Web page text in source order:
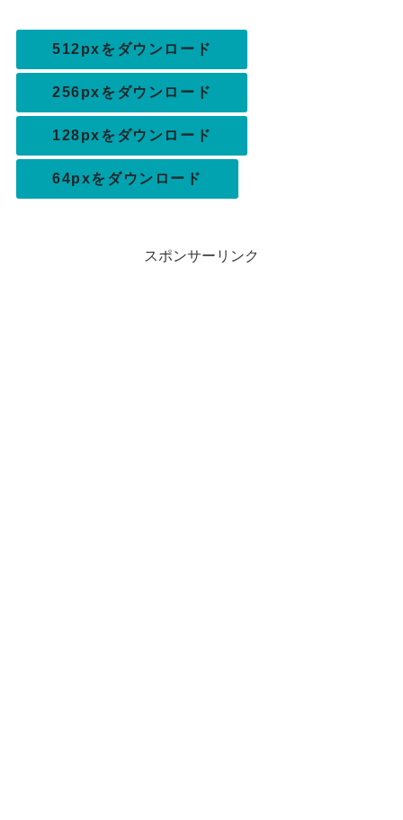
512pxをダウンロード
256pxをダウンロード
128pxをダウンロード
64pxをダウンロード
スポンサーリンク